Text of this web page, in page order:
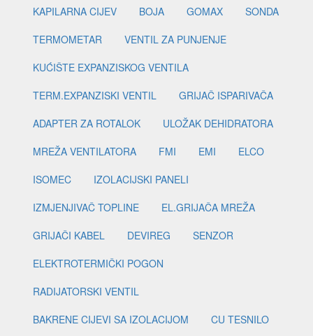
KAPILARNA CIJEV
BOJA GOMAX
SONDA
TERMOMETAR
VENTIL ZA PUNJENJE
KUĆIŠTE EXPANZISKOG VENTILA
TERM.EXPANZISKI VENTIL
GRIJAČ ISPARIVAČA
ADAPTER ZA ROTALOK
ULOŽAK DEHIDRATORA
MREŽA VENTILATORA
FMI EMI
ELCO
ISOMEC
IZOLACIJSKI PANELI
IZMJENJIVAČ TOPLINE
EL.GRIJAČA MREŽA
GRIJAČI KABEL
DEVIREG
SENZOR
ELEKTROTERMIČKI POGON
RADIJATORSKI VENTIL
BAKRENE CIJEVI SA IZOLACIJOM
CU TESNILO